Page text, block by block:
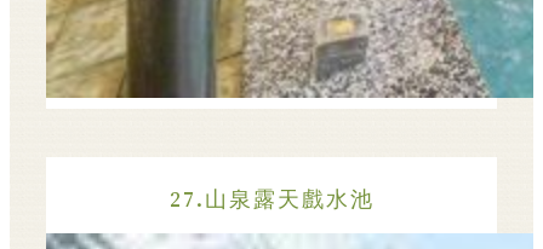
27.山泉露天戲水池